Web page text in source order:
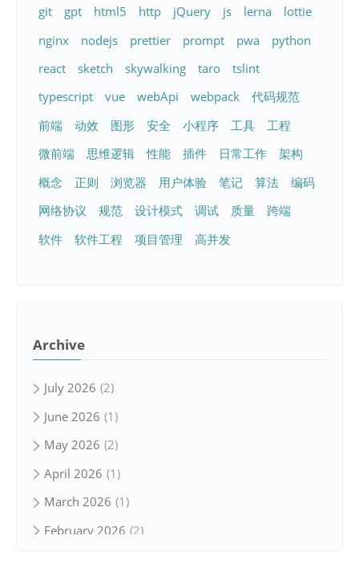
git
gpt html5 http jQuery js lerna
lottie
nginx
nodejs prettier prompt pwa
python
react
sketch skywalking taro
tslint
typescript
vue webApi webpack
代码规范
前端
动效 图形 安全 小程序 工具
工程
微前端
思维逻辑 性能 插件 日常工作
架构
概念
正则 浏览器 用户体验 笔记 算法
编码
网络协议
规范 设计模式 调试 质量
跨端
软件
软件工程 项目管理 高并发
Archive
July 2026 2
June 2026 1
May 2026 2
April 2026 1
March 2026 1
February 2026 2